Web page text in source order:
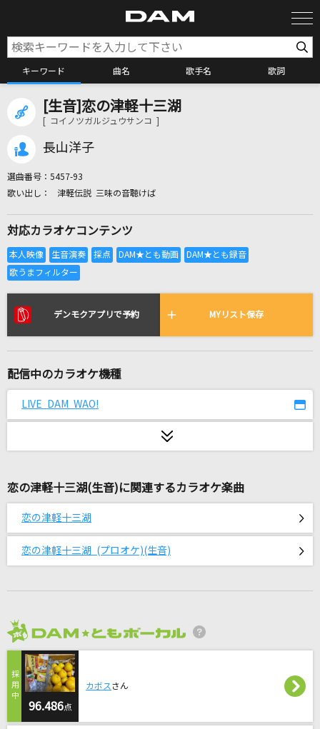
キーワード 曲名 歌手名 歌詞
カラオケ検索
全国りれき
リアルタイムで歌われている曲の一覧
歩道橋
キュートなキューたい
CUTIE STREET
Mrs. GREEN APPLE
lulu.
スター
Love me forever!
Ado
ミスカサズ
Mrs. GREEN APPLE
[生音]恋の津軽十三湖
[ コイノツガルジュウサンコ ]
長山洋子
選曲番号： 5457-93
津軽伝説 三味の音聴けば
対応カラオケコンテンツ
デンモクアプリで予約 MYリスト保存
配信中のカラオケ機種
LIVE DAM WAO!
恋の津軽十三湖(生音)に関連するカラオケ楽曲
恋の津軽十三湖
恋の津軽十三湖 (プロオケ)(生音)
96.486点
カボス さん